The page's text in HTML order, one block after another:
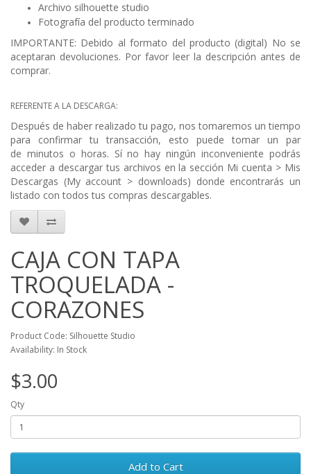
Archivo silhouette studio
Fotografía del producto terminado
IMPORTANTE: Debido al formato del producto (digital) No se
aceptaran devoluciones. Por favor leer la descripción antes de
comprar.
REFERENTE A LA DESCARGA:
Después de haber realizado tu pago, nos tomaremos un tiempo
para confirmar tu transacción, esto puede tomar un par
de minutos o horas. Sí no hay ningún inconveniente podrás
acceder a descargar tus archivos en la sección Mi cuenta > Mis
Descargas (My account > downloads) donde encontrarás un
listado con todos tus compras descargables.
CAJA CON TAPA
TROQUELADA -
CORAZONES
Product Code: Silhouette Studio
Availability: In Stock
$3.00
Qty
Add to Cart